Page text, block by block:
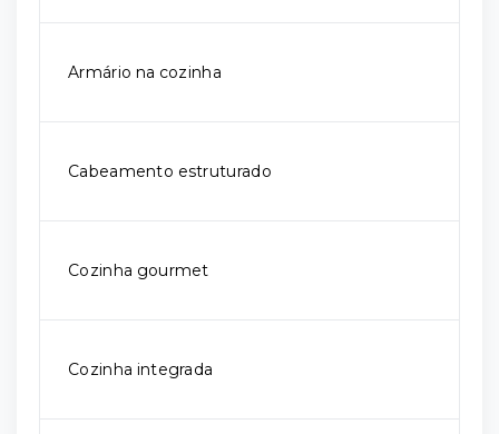
Armário na cozinha
Cabeamento estruturado
Cozinha gourmet
Cozinha integrada